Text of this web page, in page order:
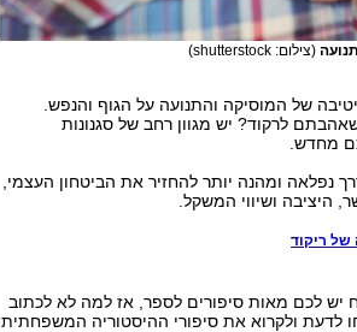
(צילום: shutterstock)
של המוסיקה והתנועה על הגוף והנפש.
לרקוד? יש מגוון רחב של סגנונות
מחדש.
נפלאה ומהנה יותר להחזיר את הביטחון העצמי,
היציבה ושיווי המשקל.
ריקוד
לכם מאות סיפורים לספר, אז למה לא לכתוב
לדעת ולקרוא את סיפורי ההיסטוריה המשפחתית